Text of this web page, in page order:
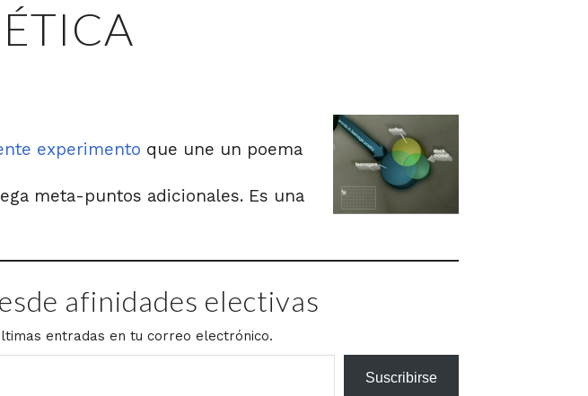
experimento que une un poema
meta-puntos adicionales. Es una
afinidades electivas
entradas en tu correo electrónico.
Suscribirse